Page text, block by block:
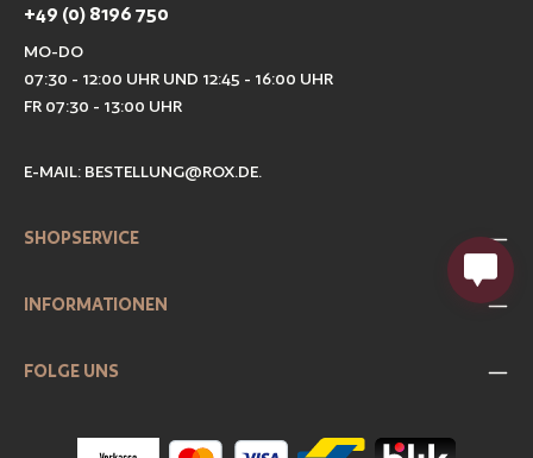
+49 (0) 8196 750
MO-DO
07:30 - 12:00 UHR UND 12:45 - 16:00 UHR
FR 07:30 - 13:00 UHR
E-MAIL: BESTELLUNG@ROX.DE.
SHOPSERVICE
INFORMATIONEN
FOLGE UNS